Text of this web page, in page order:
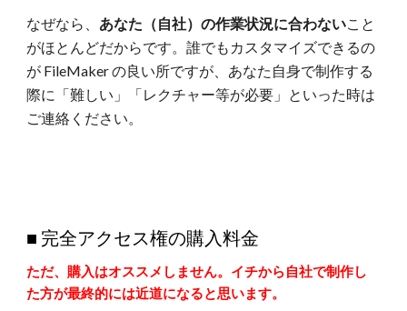
なぜなら、 あなた（自社）の作業状況に合わないこと
がほとんどだからです。誰でもカスタマイズできるの
が FileMaker の良い所ですが、あなた自身で制作する
際に「難しい」「レクチャー等が必要」といった時は
ご連絡ください。
■ 完全アクセス権の購入料金
ただ、購入はオススメしません。イチから自社で制作し
た方が最終的には近道になると思います。